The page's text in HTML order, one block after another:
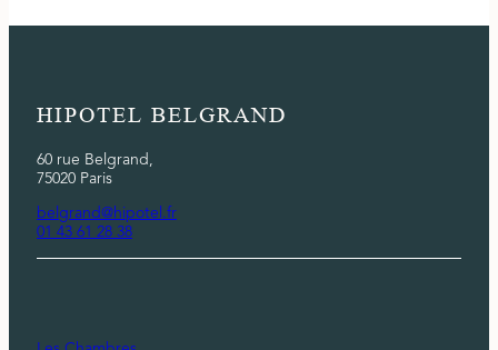
HIPOTEL BELGRAND
60 rue Belgrand,
75020 Paris
belgrand@hipotel.fr
01 43 61 28 38